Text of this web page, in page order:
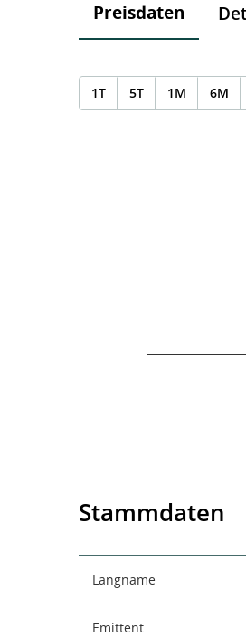
Preisdaten
1T 5T 1M 6M
Chart
Stammdaten
Langname
Emittent